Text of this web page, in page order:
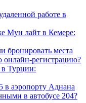
работе в
Мун лайт в Кемере:
бронировать места
онлайн-регистрацию?
в Турции:
в аэропорту Аднана
в автобусе 204?